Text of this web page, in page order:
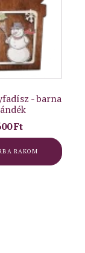
- barna
Ft
RAKOM